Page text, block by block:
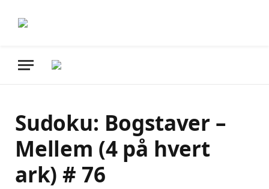
Sudoku: Bogstaver –
Mellem (4 på hvert
ark) # 76